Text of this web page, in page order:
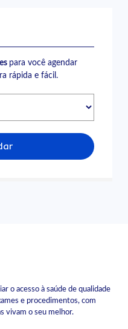
para você agendar
rápida e fácil.
o acesso à saúde de qualidade
e procedimentos, com
vivam o seu melhor.